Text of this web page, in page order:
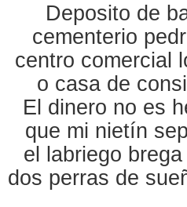
Deposito de
cementerio
centro comercial
o casa de
El dinero no es
que mi nietín
el labriego
dos perras de